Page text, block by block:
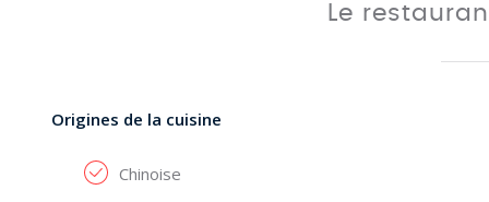
Le
Origines de la cuisine
Chinoise